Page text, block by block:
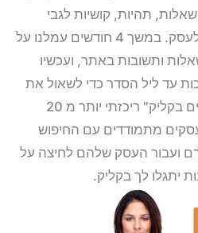
תהיות, קושיות לגבי
אינסוף נושאים שקריטיים לעסק. במשך 4 חודשים עמלנו על
ותשובות באתר, ועכשיו
עד ליל הסדר כדי לשאול את
הקושיות. במערכת "מנהלים בקליק" ריכזתי יותר מ 20
מתמודדים עם החיפוש
ועבור העסק שלהם לחיצה על
יתגלו לך בקליק.